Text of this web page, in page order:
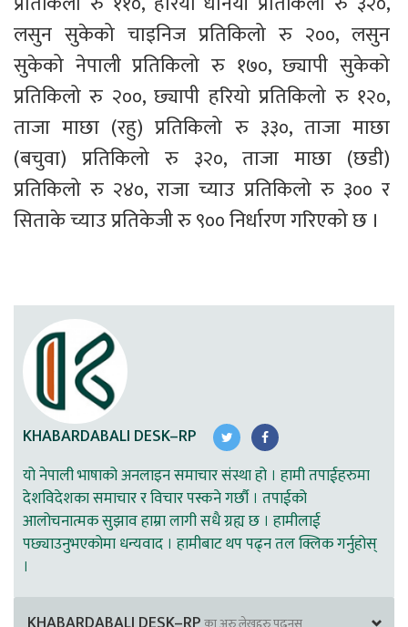
लसुन सुकेको चाइनिज प्रतिकिलो रु २००, लसुन
सुकेको नेपाली प्रतिकिलो रु १७०, छ्यापी सुकेको
प्रतिकिलो रु २००, छ्यापी हरियो प्रतिकिलो रु १२०,
ताजा माछा (रहु) प्रतिकिलो रु ३३०, ताजा माछा
(बचुवा) प्रतिकिलो रु ३२०, ताजा माछा (छडी)
प्रतिकिलो रु २४०, राजा च्याउ प्रतिकिलो रु ३०० र
सिताके च्याउ प्रतिकेजी रु ९०० निर्धारण गरिएको छ ।
KHABARDABALI DESK–RP
यो नेपाली भाषाको अनलाइन समाचार संस्था हो । हामी तपाईहरुमा
देशविदेशका समाचार र विचार पस्कने गर्छौ । तपाईको
आलोचनात्मक सुझाव हाम्रा लागी सधै ग्रह्य छ । हामीलाई
पछ्याउनुभएकोमा धन्यवाद । हामीबाट थप पढ्न तल क्लिक गर्नुहोस्
।